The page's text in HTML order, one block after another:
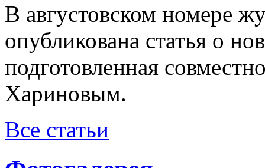
В августовском номере
опубликована статья о
подготовленная
Хариновым.
Все статьи